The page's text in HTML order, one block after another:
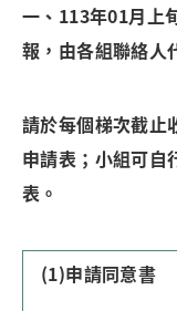
一、113年01月上
報，由各組聯絡人
請於每個梯次截止
申請表；小組可自
表。
(1)申請同意書